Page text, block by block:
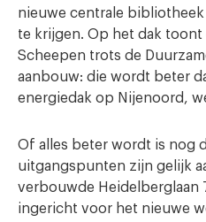
nieuwe centrale
te krijgen. Op het dak toont
Scheepen trots de
aanbouw: die wordt beter
energiedak op Nijenoord,
Of alles beter wordt is nog
uitgangspunten zijn gelijk
verbouwde Heidelberglaan
ingericht voor het nieuwe